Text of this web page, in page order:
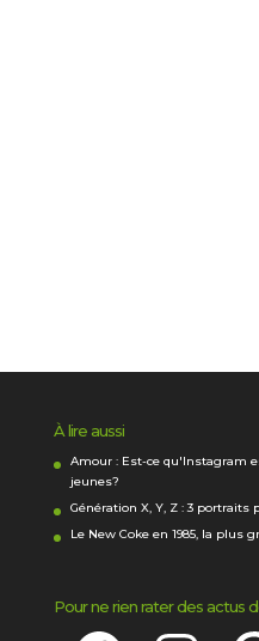
À lire aussi
Amour : Est-ce qu'Instagram
jeunes?
Génération X, Y, Z : 3 portraits
Le New Coke en 1985, la plus
Pour ne rien rater des actus
Facebook Instagram